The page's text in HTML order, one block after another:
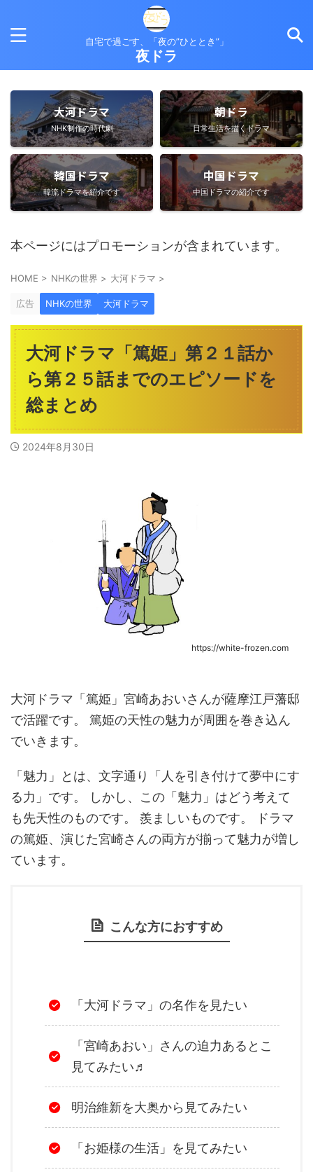
自宅で過ごす、「夜の”ひととき”」
夜ドラ
大河ドラマ
NHK制作の時代劇
朝ドラ
日常生活を描くドラマ
韓国ドラマ
韓流ドラマを紹介です
中国ドラマ
中国ドラマの紹介です
本ページにはプロモーションが含まれています。
HOME > NHKの世界 > 大河ドラマ >
広告 NHKの世界 大河ドラマ
大河ドラマ「篤姫」第２１話か
ら第２５話までのエピソードを
総まとめ
2024年8月30日
https://white-frozen.com
大河ドラマ「篤姫」宮崎あおいさんが薩摩江戸藩邸
で活躍です。 篤姫の天性の魅力が周囲を巻き込ん
でいきます。
「魅力」とは、文字通り「人を引き付けて夢中にす
る力」です。 しかし、この「魅力」はどう考えて
も先天性のものです。 羨ましいものです。 ドラマ
の篤姫、演じた宮崎さんの両方が揃って魅力が増し
ています。
こんな方におすすめ
「大河ドラマ」の名作を見たい
「宮崎あおい」さんの迫力あるとこ
見てみたい♬
明治維新を大奥から見てみたい
「お姫様の生活」を見てみたい